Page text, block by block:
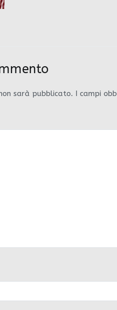
sarà pubblicato. I campi